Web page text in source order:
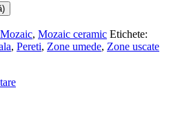
Mozaic, Mozaic ceramic Etichete:
, Pereti, Zone umede, Zone uscate